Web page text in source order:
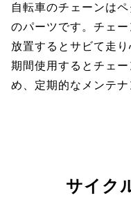
自転車のチェーンは
のパーツです。チェ
放置するとサビて走
期間使用するとチェ
め、定期的なメンテナ
サイク